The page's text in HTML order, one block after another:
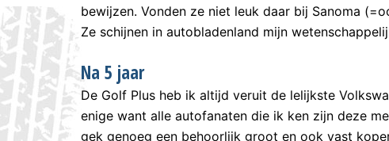
bewijzen. Vonden ze niet leuk daar bij Sanoma
Ze schijnen in autobladenland mijn
Na 5 jaar
De Golf Plus heb ik altijd veruit de lelijkste
enige want alle autofanaten die ik ken zijn deze
gek genoeg een behoorlijk groot en ook vast